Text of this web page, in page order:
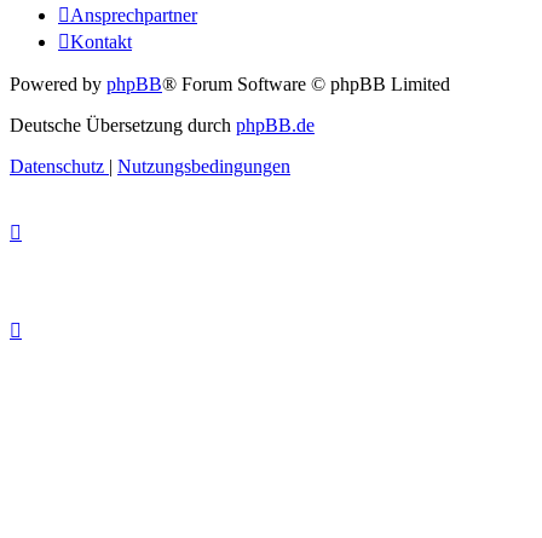
Ansprechpartner
Kontakt
Powered by phpBB® Forum Software © phpBB Limited
Deutsche Übersetzung durch phpBB.de
Datenschutz | Nutzungsbedingungen